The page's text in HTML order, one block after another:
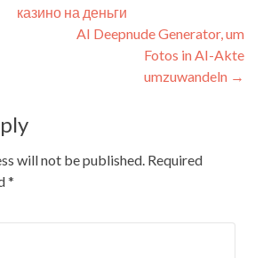
казино на деньги
AI Deepnude Generator, um
Fotos in AI-Akte
umzuwandeln →
will not be published. Required
*